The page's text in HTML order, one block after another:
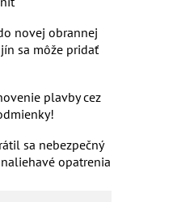
novej obrannej
sa môže pridať
plavby cez
sa nebezpečný
opatrenia